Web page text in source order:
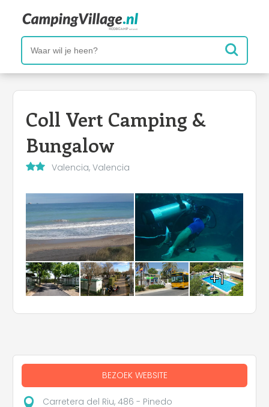
Coll Vert Camping &
Bungalow
Valencia, Valencia
+1
BEZOEK WEBSITE
Carretera del Riu, 486 - Pinedo